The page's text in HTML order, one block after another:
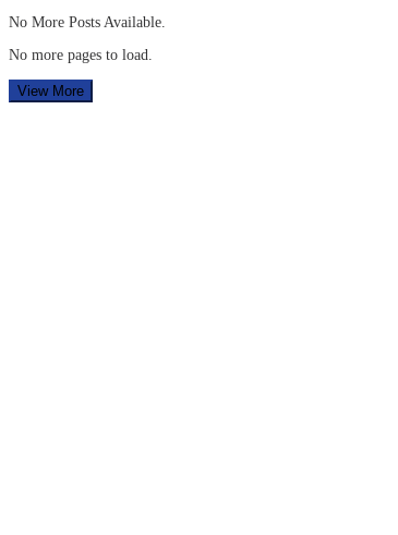
No More Posts Available.
No more pages to load.
View More